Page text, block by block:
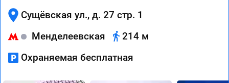
Сущёвская ул., д. 27 стр. 1
Менделеевская
214 м
Охраняемая бесплатная